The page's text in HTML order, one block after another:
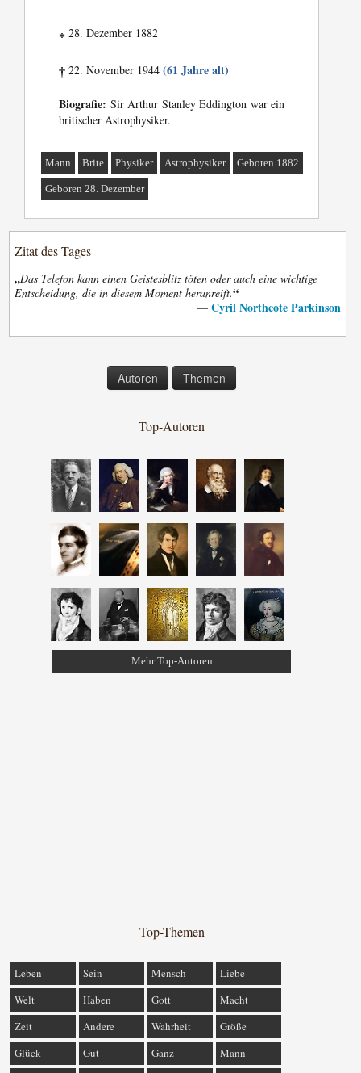
* 28. Dezember 1882
† 22. November 1944(61 Jahre alt)
Biografie: Sir Arthur Stanley Eddington war ein
britischer Astrophysiker.
Mann Brite Physiker Astrophysiker Geboren 1882
Geboren 28. Dezember
Zitat des Tages
„Das Telefon kann einen Geistesblitz töten oder auch eine wichtige
Entscheidung, die in diesem Moment heranreift.“
— Cyril Northcote Parkinson
Autoren Themen
Top-Autoren
Mehr Top-Autoren
Top-Themen
Leben Sein Mensch
Liebe
Welt
Haben Gott
Macht
Zeit
Andere Wahrheit
Größe
Glück
Gut Ganz
Mann